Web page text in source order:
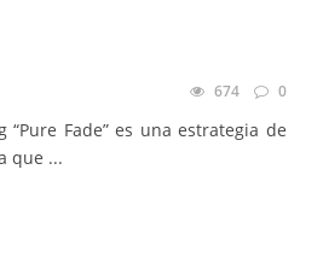
674 0
Fade” es una estrategia de
que ...